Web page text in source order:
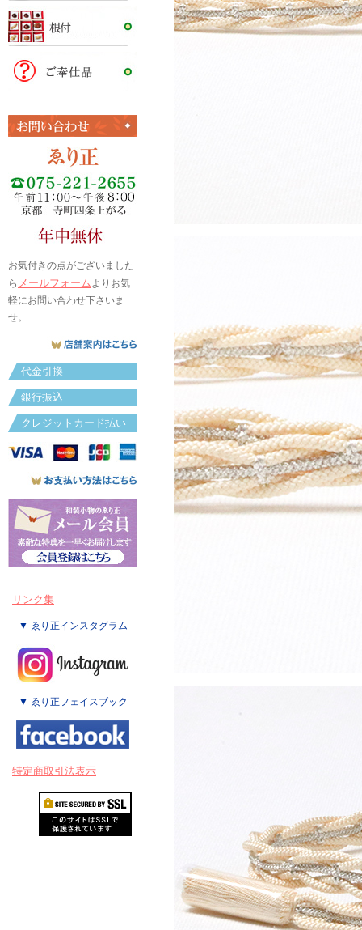
お気付きの点がございました
ら メールフォームよりお気
軽にお問い合わせ下さいま
せ。
代金引換
銀行振込
クレジットカード払い
リンク集
▼ ゑり正インスタグラム
▼ ゑり正フェイスブック
特定商取引法表示